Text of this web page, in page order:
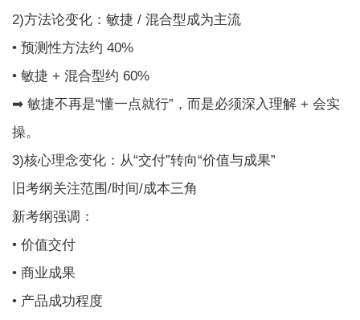
2)方法论变化：敏捷 / 混合型成为主流
• 预测性方法约 40%
• 敏捷 + 混合型约 60%
➡ 敏捷不再是“懂一点就行”，而是必须深入理解 + 会实
操。
3)核心理念变化：从“交付”转向“价值与成果”
旧考纲关注范围/时间/成本三角
新考纲强调：
• 价值交付
• 商业成果
• 产品成功程度